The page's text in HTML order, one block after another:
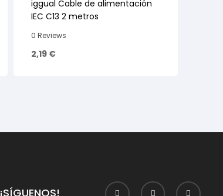
iggual Cable de alimentación
IEC C13 2 metros
0 Reviews
2,19 €
¡SÍGUENOS!